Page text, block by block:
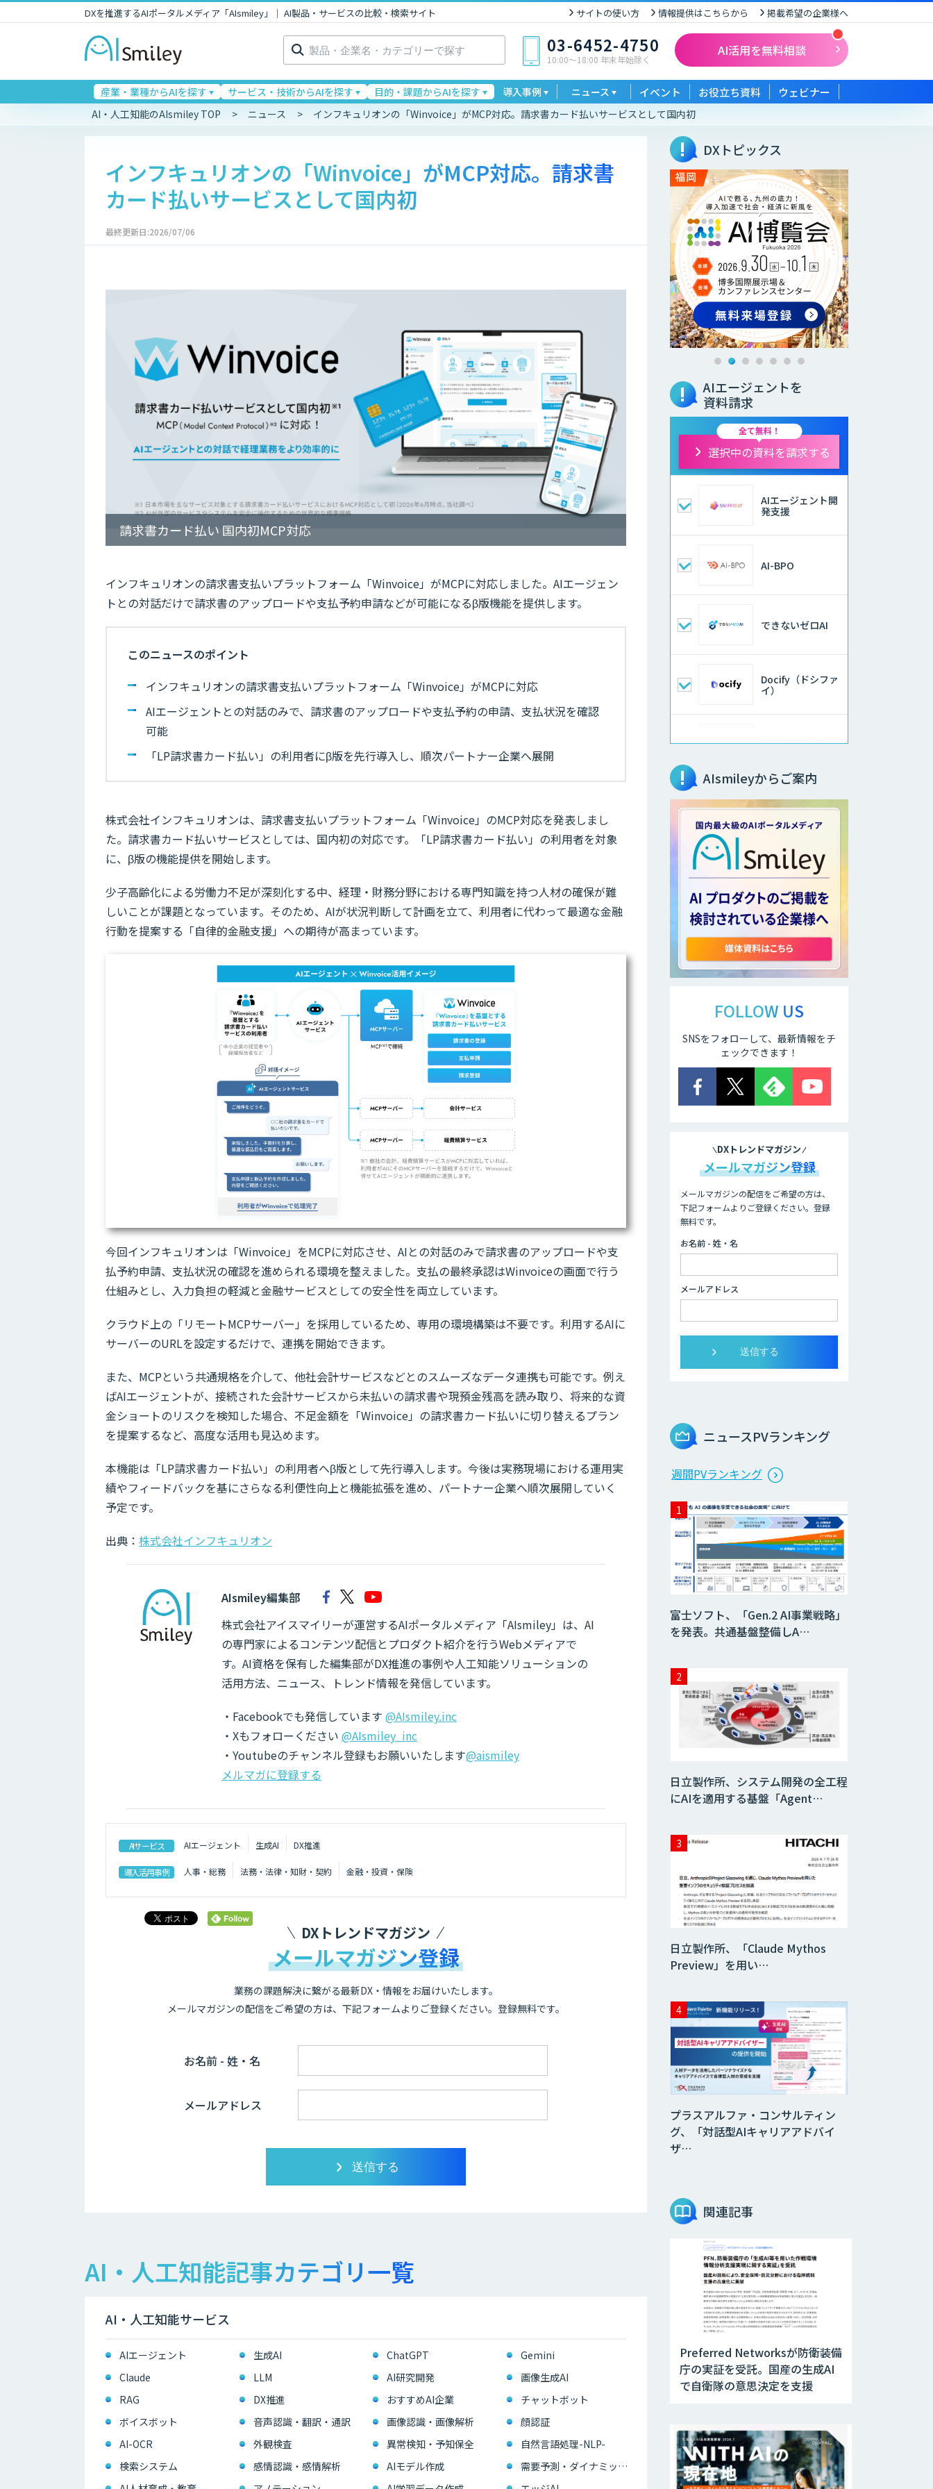
DXを推進するAIポータルメディア「AIsmiley」｜ AI製品・サービスの比較・検索サイト サイトの使い方 情報提供はこちらから 掲載希望の企業様へ
検
索: 03-6452-4750
10:00〜18:00 年末年始除く
AI活用を無料相談
産業・業種からAIを探す サービス・技術からAIを探す 目的・課題からAIを探す 導入事例 ニュース イベント お役立ち資料 ウェビナー
AI・人工知能のAIsmiley TOP ニュース インフキュリオンの「Winvoice」がMCP対応。請求書カード払いサービスとして国内初
インフキュリオンの「Winvoice」がMCP対応。請求書
カード払いサービスとして国内初
最終更新日:2026/07/06
請求書カード払い 国内初MCP対応
インフキュリオンの請求書支払いプラットフォーム「Winvoice」がMCPに対応し ました。AIエージェン
トとの対話だけで請求書のアップロードや支払予約申請などが可能になるβ版機能を提供します。
このニュースのポイント
インフキュリオンの請求書支払いプラットフォーム「Winvoice」がMCPに対応
AIエージェントとの対話のみで、請求書のアップロードや支払予約の申請、支払状況を確認
可能
「LP請求書カード払い」の利用者にβ版を先行導入し、順次パートナー企業へ展開
株式会社インフキュリオンは、請求書支払いプラットフォーム「Winvoice」のMCP対応を発表しまし
た。請求書カード払いサービスとしては、国内初の対応です。「LP請求書カード払い」の利用者を対象
に、β版の機能提供を開始します。
少子高齢化による労働力不足が深刻化する中、経理・財務分野における専門知識を持つ人材の確保が難
しいことが課題となっています。そのため、AIが状況判断して計画を立て、利用者に代わって最適な金融
行動を提案する「自律的金融支援」への期待が高まっています。
今回インフキュリオンは「Winvoice」をMCPに対応させ、AIとの対話のみで請求書のアップロードや支
払予約申請、支払状況の確認を進められる環境を整えました。支払の最終承認はWinvoiceの画面で行う
仕組みとし、入力負担の軽減と金融サービスとしての安全性を両立しています。
クラウド上の「リモートMCPサーバー」を採用しているため、専用の環境構築は不要です。利用するAIに
サーバーのURLを設定するだけで、連携を開始できます。
また、MCPという共通規格を介して、他社会計サービスなどとのスムーズなデータ連携も可能です。例え
ばAIエージェントが、接続された会計サービスから未払いの請求書や現預金残高を読み取り、将来的な資
金ショートのリスクを検知した場合、不足金額を「Winvoice」の請求書カード払いに切り替えるプラン
を提案するなど、高度な活用も見込めます。
本機能は「LP請求書カード払い」の利用者へβ版として先行導入します。今後は実務現場における運用実
績やフィードバックを基にさらなる利便性向上と機能拡張を進め、パートナー企業へ順次展開していく
予定です。
出典： 株式会社インフキュリオン
AIsmiley編集部
株式会社アイスマイリーが運営するAIポータルメディア「AIsmiley」は、AI
の専門家によるコンテンツ配信とプロダクト紹介を行うWebメディアで
す。AI資格を保有した編集部がDX推進の事例や人工知能ソリューションの
活用方法、ニュース、トレンド情報を発信しています。
・Facebookでも発信しています @AIsmiley.inc
・Xもフォローください @AIsmiley_inc
・Youtubeのチャンネル登録もお願いいたします@aismiley
メルマガに登録する
AIサービス AIエージェント 生成AI DX推進
導入活用事例 人事・総務 法務・法律・知財・契約 金融・投資・保険
DXトレンドマガジン
メールマガジン登録
業務の課題解決に繋がる最新DX・情報をお届けいたします。
メールマガジンの配信をご希望の方は、下記フォームよりご登録ください。登録無料です。
お名前 - 姓・名
メールアドレス
AI・人工知能記事カテゴリ一覧
AI・人工知能サービス
AIエージェント 生成AI ChatGPT
Gemini
Claude
LLM AI研究開発
画像生成AI
RAG
DX推進 おすすめAI企業
チャットボット
ボイスボット
音声認識・翻訳・通訳 画像認識・画像解析
顔認証
AI-OCR
外観検査 異常検知・予知保全
自然言語処理-NLP-
検索システム
感情認識・感情解析 AIモデル作成
需要予測・ダイナミックプライシング
DXトピックス
AIエージェントを
資料請求
全て無料！
選択中の資料を請求する
AIエージェント開
発支援
AI-BPO
できないゼロAI
Docify（ドシファ
イ）
STORM Platform
imprai ezKotae
データ分析エージ
ェント
物品輸出から留学
生・研究者のバッ
動化。輸出管理
AI「TRAFEED」
byGMO
AIR-NEXUS
secondz
ーションを効率化
＜Dify活用＞AIエ
エージェント開発
Explaza 生成AI
Partner｜AIエー
業務特化型AIエー
ジェントの開発支
援「業務AIプロ」
SELFBOT AIエ
ージェント
ジェント活用支援
サービス
（知財/FMEA/電気
回路/CAD/外観検
異常検知AI
需要予測＋業務最
imprai ezCheck
JAPAN AI HR
DELTA AI AGENT
システム
ニーズを理解する
対話型AIエージェ
展示会」
Web接客を進化さ
せる対話型AIエー
AIエージェント構
築支援サービス
AIsmileyからご案内
FOLLOW US
SNSをフォローして、最新情報をチ
ェックできます！
DXトレンドマガジン
メールマガジン登録
メールマガジンの配信をご希望の方は、
下記フォームよりご登録ください。登録
無料です。
お名前 - 姓・名
メールアドレス
ニュースPVランキング
週間PVランキング
富士ソフト、「Gen.2 AI事業戦略」
を発表。共通基盤整備しA…
日立製作所、システム開発の全工程
にAIを適用する基盤「Agent…
日立製作所、「Claude Mythos
Preview」を用い…
プラスアルファ・コンサルティン
グ、「対話型AIキャリアアドバイ
ザ…
関連記事
Preferred Networksが防衛装備
庁の実証を受託。国産の生成AI
で自衛隊の意思決定を支援